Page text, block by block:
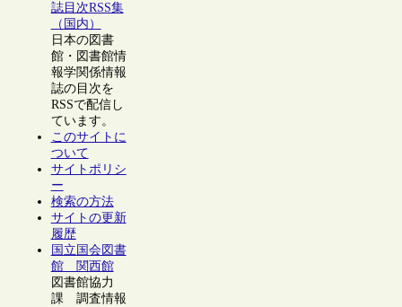
誌目次RSS集
（国内）
日本の図書
館・図書館情
報学関係情報
誌の目次を
RSSで配信し
ています。
このサイトに
ついて
サイトポリシ
ー
検索の方法
サイトの更新
履歴
国立国会図書
館 関西館
図書館協力
課 調査情報